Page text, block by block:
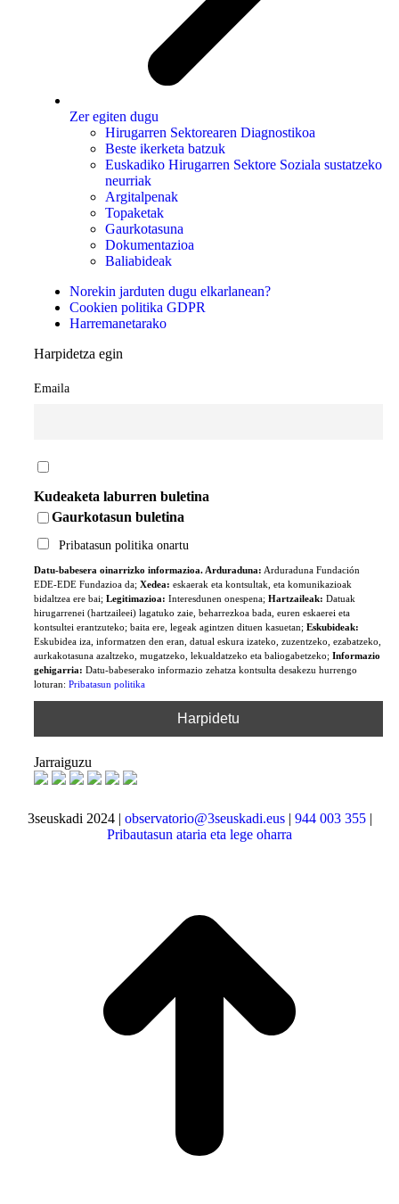
Zer egiten dugu
Hirugarren Sektorearen Diagnostikoa
Beste ikerketa batzuk
Euskadiko Hirugarren Sektore Soziala sustatzeko
neurriak
Argitalpenak
Topaketak
Gaurkotasuna
Dokumentazioa
Baliabideak
Norekin jarduten dugu elkarlanean?
Cookien politika GDPR
Harremanetarako
Harpidetza egin
Emaila
Kudeaketa laburren buletina
Gaurkotasun buletina
Pribatasun politika onartu
Datu-babesera oinarrizko informazioa. Arduraduna: Arduraduna Fundación
EDE-EDE Fundazioa da; Xedea: eskaerak eta kontsultak, eta komunikazioak
bidaltzea ere bai; Legitimazioa: Interesdunen onespena; Hartzaileak: Datuak
hirugarrenei (hartzaileei) lagatuko zaie, beharrezkoa bada, euren eskaerei eta
kontsultei erantzuteko; baita ere, legeak agintzen dituen kasuetan; Eskubideak:
Eskubidea iza, informatzen den eran, datual eskura izateko, zuzentzeko, ezabatzeko,
aurkakotasuna azaltzeko, mugatzeko, lekualdatzeko eta baliogabetzeko; Informazio
gehigarria: Datu-babeserako informazio zehatza kontsulta desakezu hurrengo
loturan: Pribatasun politika
Jarraiguzu
3seuskadi 2024 | observatorio@3seuskadi.eus| 944 003 355|
Pribautasun ataria eta lege oharra